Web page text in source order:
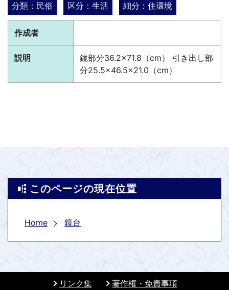
分類：民俗 区分：生活 細分：住環境
作成者
説明
鏡部分36.2×71.8（cm） 引き出し部
分25.5×46.5×21.0（cm）
このページの現在位置
Home 鏡台
リンク集 著作権・免責事項